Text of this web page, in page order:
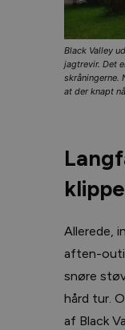
Black Valley
jagtrevir. Det
skråningerne.
at der knapt
Allerede,
aften-
snøre
hård tur.
af Black